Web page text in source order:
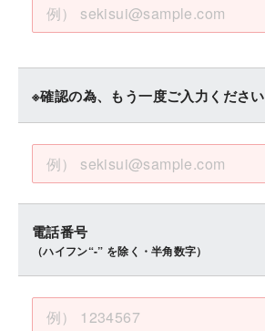
※確認の為、もう一度ご入力ください
電話番号
（ハイフン“-” を除く・半角数字）